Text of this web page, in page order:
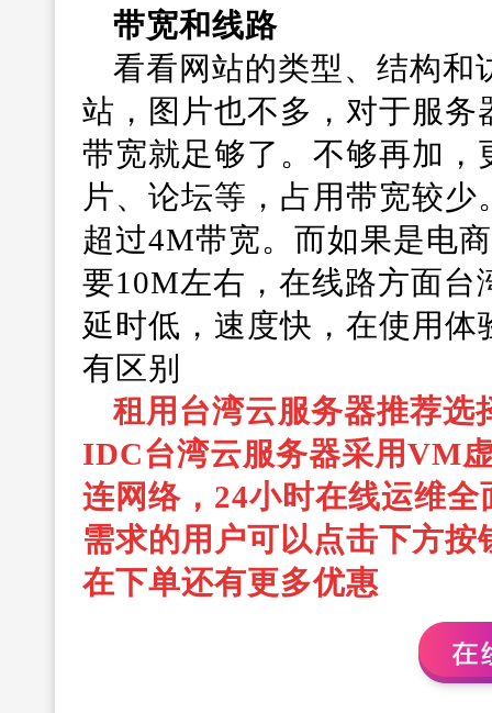
带宽和线路
看看网站的类型、结构和
站，图片也不多，对于服
带宽就足够了。不够再加
片、论坛等，占用带宽较
超过4M带宽。而如果是电
要10M左右，在线路方面
延时低，速度快，在使用
有区别
租用台湾云服务器推荐选
IDC台湾云服务器采用VM
连网络，24小时在线运维
需求的用户可以点击下方
在下单还有更多优惠